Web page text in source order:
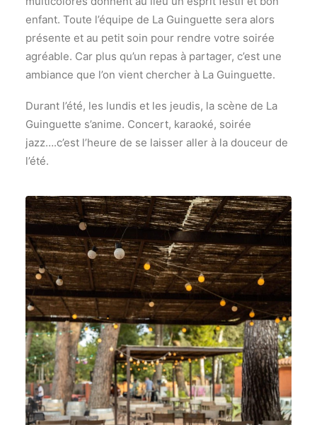
enfant. Toute l’équipe de La Guinguette sera alors
présente et au petit soin pour rendre votre soirée
agréable. Car plus qu’un repas à partager, c’est une
ambiance que l’on vient chercher à La Guinguette.
Durant l’été, les lundis et les jeudis, la scène de La
Guinguette s’anime. Concert, karaoké, soirée
jazz….c’est l’heure de se laisser aller à la douceur de
l’été.